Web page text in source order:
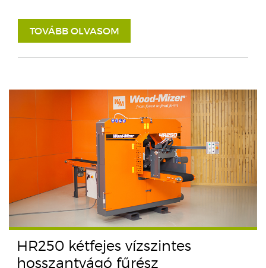
TOVÁBB OLVASOM
HR250 kétfejes vízszintes
hosszantvágó fűrész